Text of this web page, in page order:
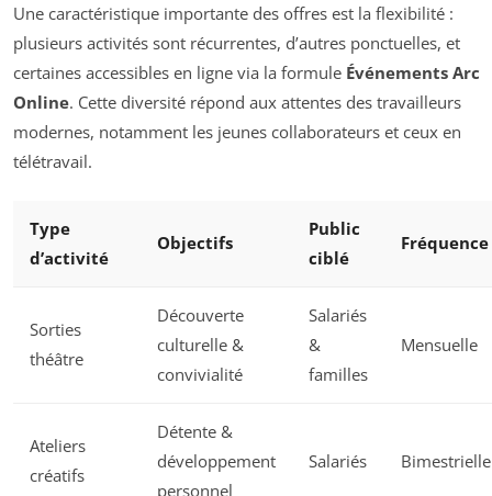
Une caractéristique importante des offres est la flexibilité :
plusieurs activités sont récurrentes, d’autres ponctuelles, et
certaines accessibles en ligne via la formule Événements Arc
Online. Cette diversité répond aux attentes des travailleurs
modernes, notamment les jeunes collaborateurs et ceux en
télétravail.
Type
d’activité
Objectifs
Public
ciblé
Fréquence
Sorties
théâtre
Découverte
culturelle &
convivialité
Salariés
&
familles
Mensuelle
Ateliers
créatifs
Détente &
développement
personnel
Salariés Bimestrielle